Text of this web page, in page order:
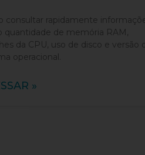
consultar rapidamente
quantidade de memória RAM,
da CPU, uso de disco e versão
operacional.
»